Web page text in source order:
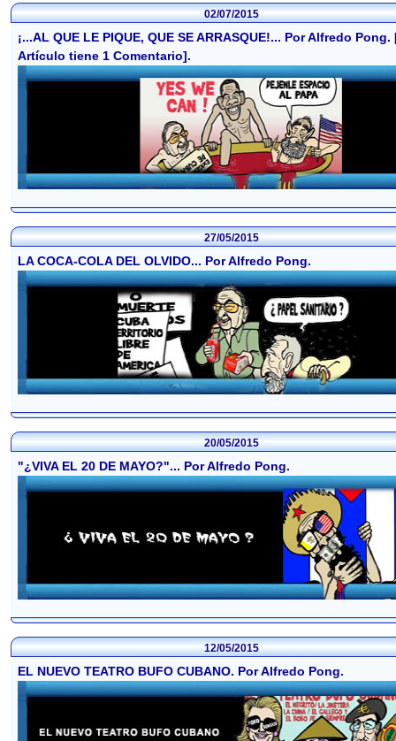
02/07/2015
¡...AL QUE LE PIQUE, QUE SE ARRASQUE!... Por Alfredo Pong.
Artículo tiene 1 Comentario].
27/05/2015
LA COCA-COLA DEL OLVIDO... Por Alfredo Pong.
20/05/2015
"¿VIVA EL 20 DE MAYO?"... Por Alfredo Pong.
12/05/2015
EL NUEVO TEATRO BUFO CUBANO. Por Alfredo Pong.